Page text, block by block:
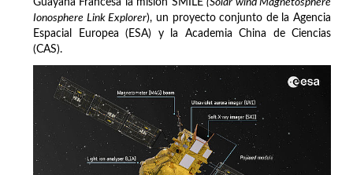
Ionosphere Link Explorer), un proyecto conjunto de la Agencia
Espacial Europea (ESA) y la Academia China de Ciencias
(CAS).